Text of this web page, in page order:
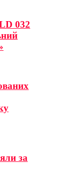
032
за